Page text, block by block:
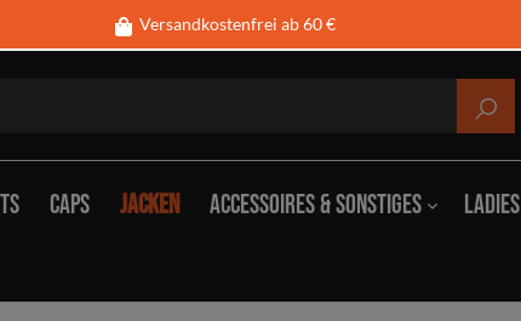
Versandkostenfrei ab 60 €
Caps Jacken Accessoires & Sonstiges Ladies